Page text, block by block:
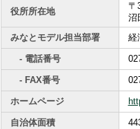
役所所在地
〒
沼
みなとモデル担当部署
経
- 電話番号
- FAX番号
ホームページ
自治体面積